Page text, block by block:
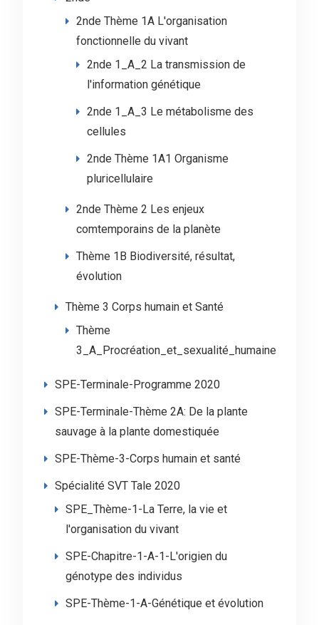
2nde Thème 1A L'organisation
fonctionnelle du vivant
2nde 1_A_2 La transmission de
l'information génétique
2nde 1_A_3 Le métabolisme des
cellules
2nde Thème 1A1 Organisme
pluricellulaire
2nde Thème 2 Les enjeux
comtemporains de la planète
Thème 1B Biodiversité, résultat,
évolution
Thème 3 Corps humain et Santé
Thème
3_A_Procréation_et_sexualité_humaine
SPE-Terminale-Programme 2020
SPE-Terminale-Thème 2A: De la plante
sauvage à la plante domestiquée
SPE-Thème-3-Corps humain et santé
Spécialité SVT Tale 2020
SPE_Thème-1-La Terre, la vie et
l'organisation du vivant
SPE-Chapitre-1-A-1-L'origien du
génotype des individus
SPE-Thème-1-A-Génétique et évolution